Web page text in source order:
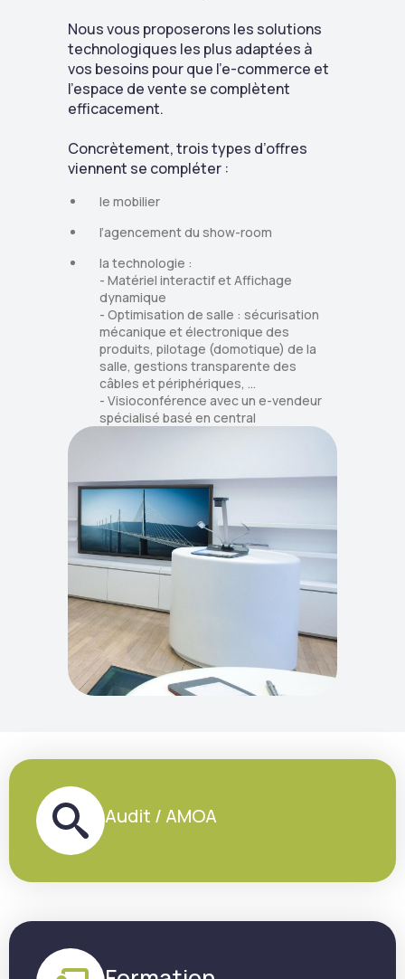
Nous vous proposerons les solutions
technologiques les plus adaptées à
vos besoins pour que l’e-commerce et
l’espace de vente se complètent
efficacement.
Concrètement, trois types d’offres
viennent se compléter :
le mobilier
l’agencement du show-room
la technologie :
- Matériel interactif et Affichage
dynamique
- Optimisation de salle : sécurisation
mécanique et électronique des
produits, pilotage (domotique) de la
salle, gestions transparente des
câbles et périphériques, …
- Visioconférence avec un e-vendeur
spécialisé basé en central
Audit / AMOA